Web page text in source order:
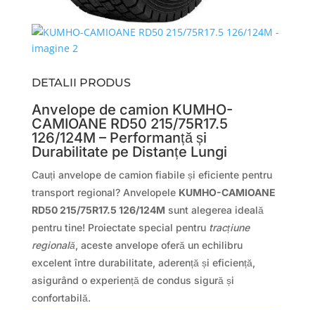
DETALII PRODUS
Anvelope de camion KUMHO-
CAMIOANE RD50 215/75R17.5
126/124M – Performanță și
Durabilitate pe Distanțe Lungi
Cauți anvelope de camion fiabile și eficiente pentru
transport regional? Anvelopele KUMHO-CAMIOANE
RD50 215/75R17.5 126/124M sunt alegerea ideală
pentru tine! Proiectate special pentru tracțiune
regională, aceste anvelope oferă un echilibru
excelent între durabilitate, aderență și eficiență,
asigurând o experiență de condus sigură și
confortabilă.